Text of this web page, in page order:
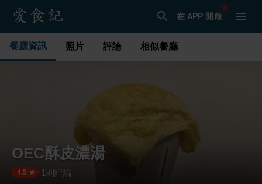
在 APP 開啟
餐廳資訊 照片 評論 相似餐廳
OEC酥皮濃湯
4.5 1 則評論